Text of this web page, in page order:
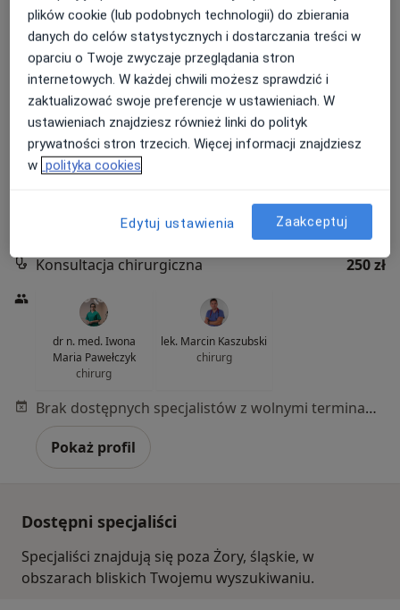
LiftMed
Cegielniana 14, Rybnik
Konsultacja chirurgiczna
250 zł
dr n. med. Iwona
Maria Pawełczyk
chirurg
lek. Marcin Kaszubski
chirurg
Brak dostępnych specjalistów z wolnymi terminami w tym centrum medycznym.
Pokaż profil
Dostępni specjaliści
Specjaliści znajdują się poza Żory, śląskie, w
obszarach bliskich Twojemu wyszukiwaniu.
plików cookie (lub podobnych technologii) do zbierania
danych do celów statystycznych i dostarczania treści w
oparciu o Twoje zwyczaje przeglądania stron
internetowych. W każdej chwili możesz sprawdzić i
zaktualizować swoje preferencje w ustawieniach. W
ustawieniach znajdziesz również linki do polityk
prywatności stron trzecich. Więcej informacji znajdziesz
w polityka cookies
Edytuj ustawienia Zaakceptuj